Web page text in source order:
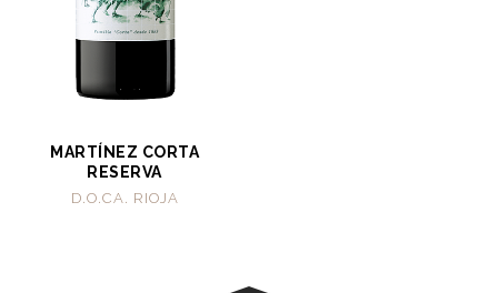
MARTÍNEZ CORTA
RESERVA
D.O.CA. RIOJA